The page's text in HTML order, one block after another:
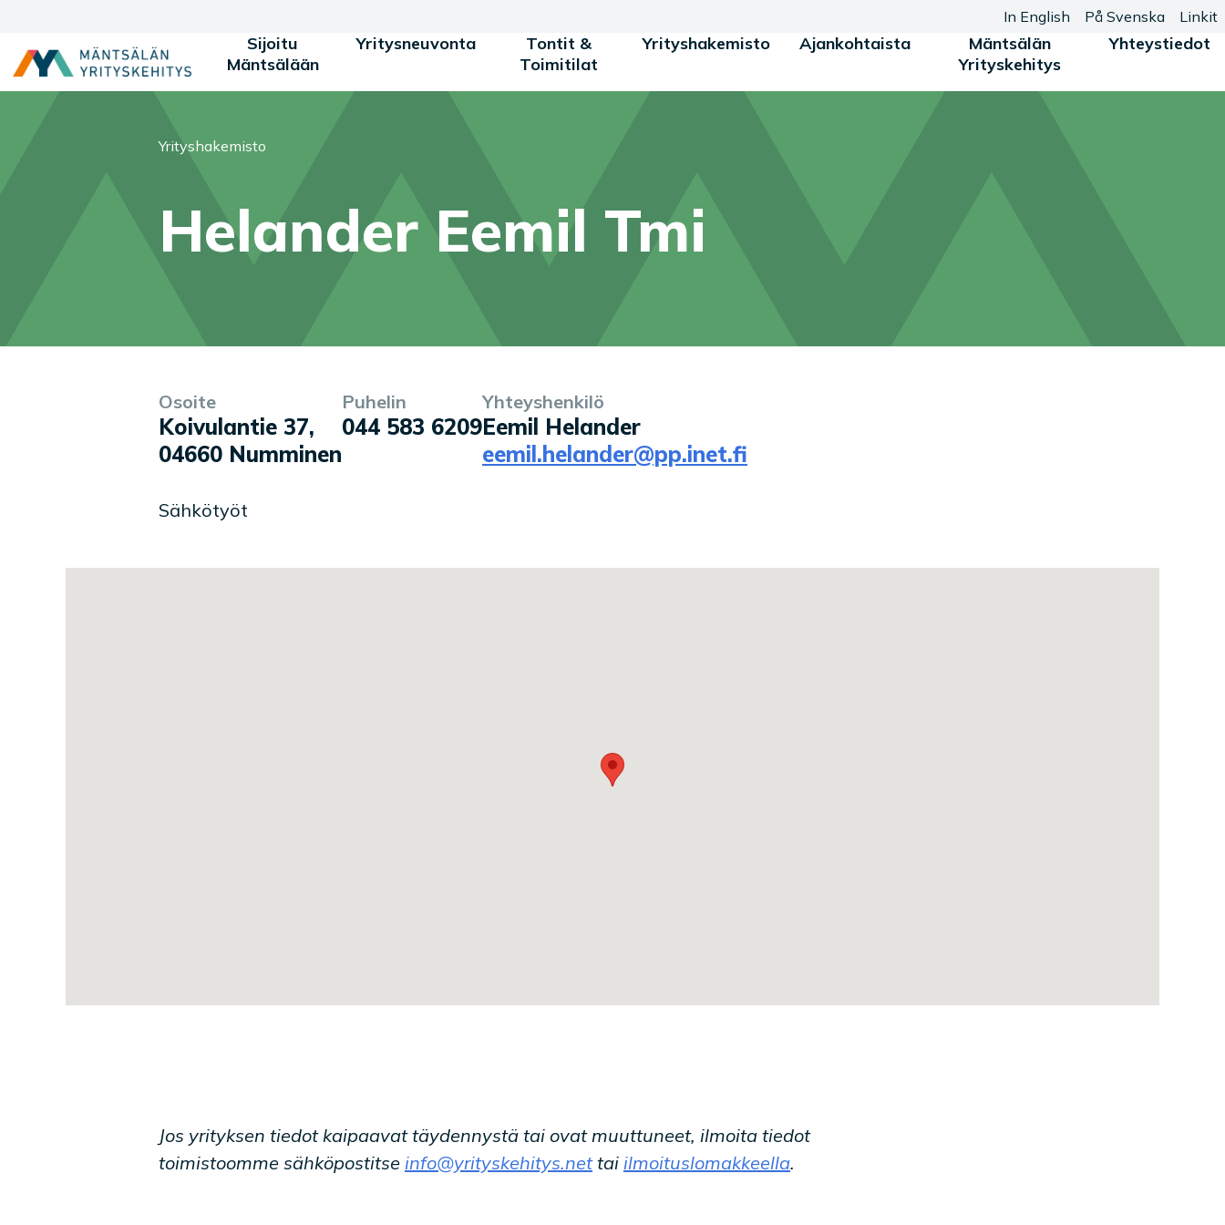
Sijoitu
Mäntsälään
Yritysneuvonta
Tontit &
Toimitilat
Yrityshakemisto Ajankohtaista
Mäntsälän
Yrityskehitys
Yhteystiedot
In English På Svenska Linkit
Olet tässä:
Yrityshakemisto
Helander Eemil Tmi
Yrityksen tiedot
Osoite
Koivulantie 37,
04660 Numminen
Puhelin
044 583 6209
Yhteyshenkilö
Eemil Helander
eemil.helander@pp.inet.fi
Palvelukuvaus
Sähkötyöt
Jos yrityksen tiedot kaipaavat täydennystä tai ovat muuttuneet, ilmoita tiedot
toimistoomme sähköpostitse info@yrityskehitys.nettai ilmoituslomakkeella.